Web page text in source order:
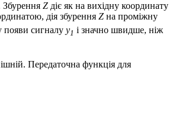
Збурення Z діє як на вихідну координату
дія збурення Z на проміжну
сигналу у1 і значно швидше, ніж
Передаточна функція для